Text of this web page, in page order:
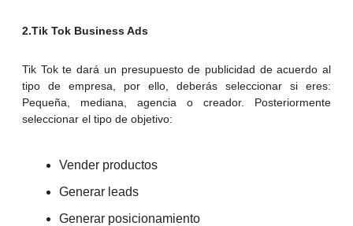
2.Tik Tok Business Ads
Tik Tok te dará un presupuesto de publicidad de acuerdo al
tipo de empresa, por ello, deberás seleccionar si eres:
Pequeña, mediana, agencia o creador. Posteriormente
seleccionar el tipo de objetivo:
Vender productos
Generar leads
Generar posicionamiento